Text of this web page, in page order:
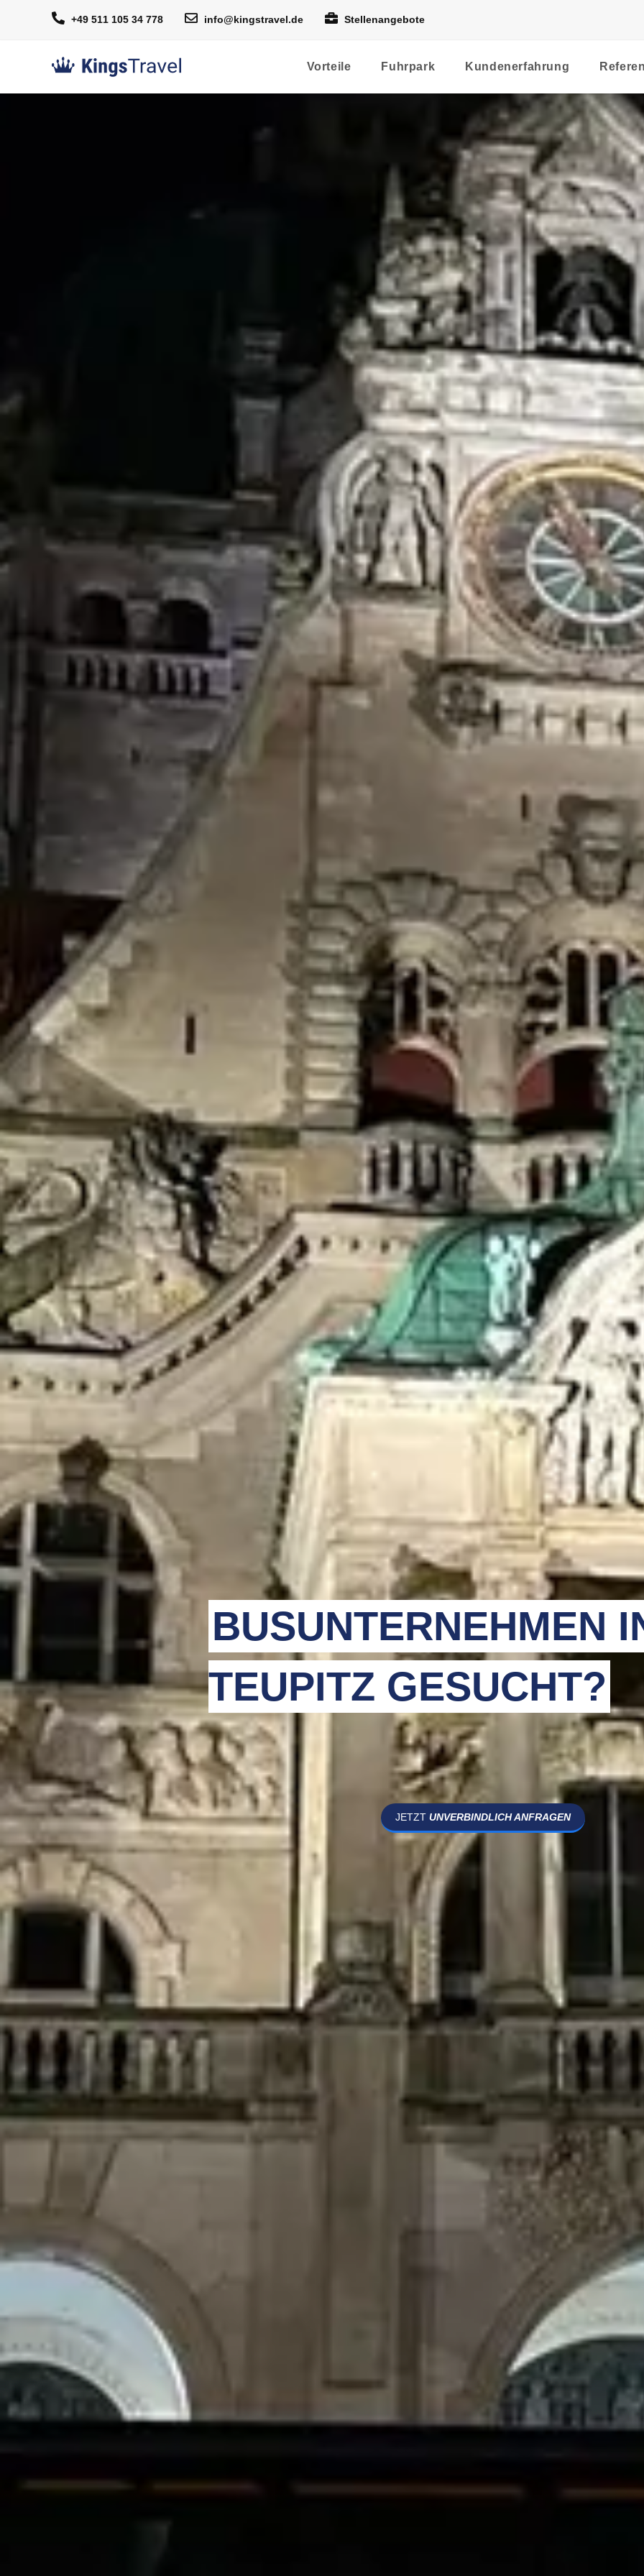
+49 511 105 34 778 info@kingstravel.de Stellenangebote
Vorteile Fuhrpark Kundenerfahrung
BUSUNTERNEHMEN
TEUPITZ GESUCHT?
JETZT UNVERBINDLICH ANFRAGEN